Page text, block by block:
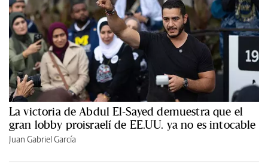
La victoria de Abdul El-Sayed demuestra que el
gran lobby proisraelí de EE.UU. ya no es intocable
Juan Gabriel García